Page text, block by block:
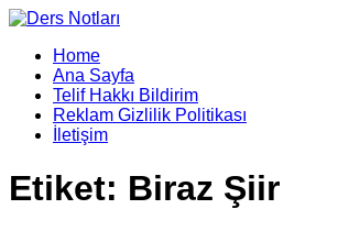
Home
Ana Sayfa
Telif Hakkı Bildirim
Reklam Gizlilik Politikası
İletişim
Etiket: Biraz Şiir